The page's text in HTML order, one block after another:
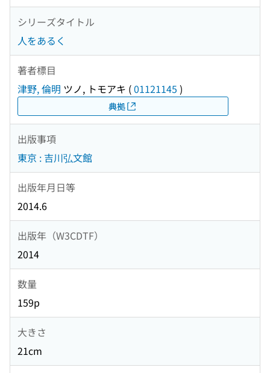
シリーズタイトル
人をあるく
著者標目
津野, 倫明 ツノ, トモアキ (01121145 )
典拠
出版事項
東京 : 吉川弘文館
出版年月日等
2014.6
出版年（W3CDTF）
2014
数量
159p
大きさ
21cm